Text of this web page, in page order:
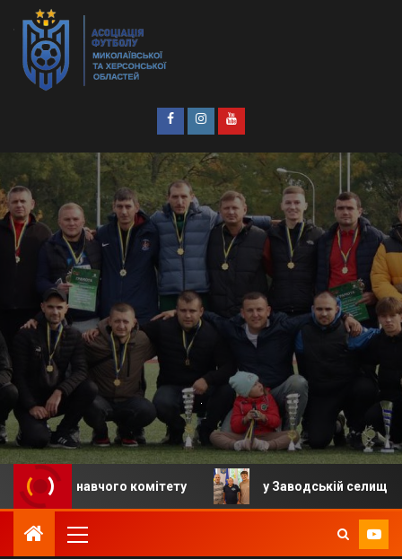
комітету у Заводській селищній